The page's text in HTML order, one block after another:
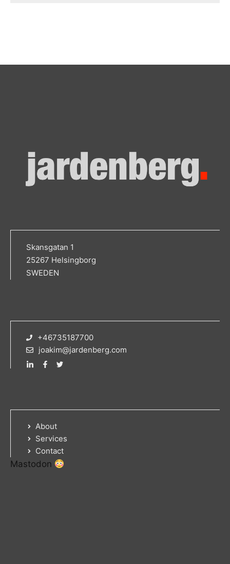
Skansgatan 1
25267 Helsingborg
SWEDEN
+46735187700
joakim@jardenberg.com
About
Services
Contact
Mastodon